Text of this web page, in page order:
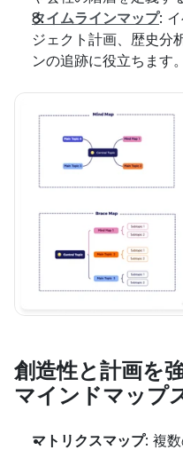
タイムラインマップ:
ジェクト計画、歴史分
ンの追跡に役立ちます。
創造性と計画を
マインドマップ
マトリクスマップ: 複